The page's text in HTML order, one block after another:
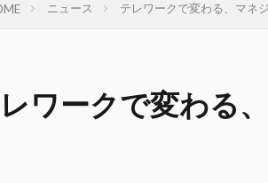
ニュース テレワークで変わる、マネ
ワークで変わる